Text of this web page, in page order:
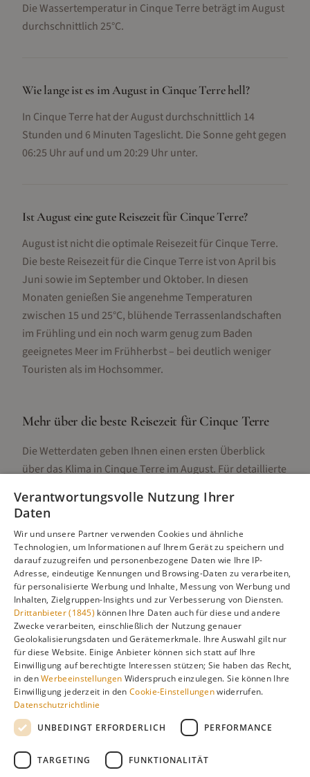
Die Wassertemperatur in Cinque Terre beträgt im August
durchschnittlich 25°C.
Wie lange ist es im August in Cinque Terre hell?
In Cinque Terre hat der August durchschnittlich 14
Stunden und 6 Minuten Tageslicht. Die Sonne geht gegen
06:25 Uhr auf und um 20:29 Uhr unter.
Ist August eine gute Reisezeit für Cinque Terre?
August ist nicht die optimale Reisezeit für Cinque Terre.
Die beste Reisezeit für die Cinque Terre ist von April bis
Juni sowie im September und Oktober. In diesen
Monaten genießen Sie angenehme Temperaturen
zwischen 15 und 25°C, blühende Terrassenlandschaften
im Frühling und ein noch warm genug zum Baden
geeignetes Meer im Frühherbst – bei deutlich weniger
Touristen als im Hochsommer.
Mehr über die beste Reisezeit für Cinque Terre
Die Wetterdaten geben Ihnen einen ersten Überblick
über das Klima in Cinque Terre imAugust. Für detaillierte
Unterschieden, Aktivitäten und Reisetipps besuchen Sie
Alle Infos zur besten ReisezeitCinque Terre
Gefällt dir diese Seite? Teile sie auf Pinterest!
Auf Pinterest merken
Verantwortungsvolle Nutzung Ihrer
Daten
Wir und unsere Partner verwenden Cookies und ähnliche
Technologien, um Informationen auf Ihrem Gerät zu speichern und
darauf zuzugreifen und personenbezogene Daten wie Ihre IP-
Adresse, eindeutige Kennungen und Browsing-Daten zu verarbeiten,
für personalisierte Werbung und Inhalte, Messung von Werbung und
Inhalten, Zielgruppen-Insights und zur Verbesserung von Diensten.
Drittanbieter (1845) können Ihre Daten auch für diese und andere
Zwecke verarbeiten, einschließlich der Nutzung genauer
Geolokalisierungsdaten und Gerätemerkmale. Ihre Auswahl gilt nur
für diese Website. Einige Anbieter können sich statt auf Ihre
Einwilligung auf berechtigte Interessen stützen; Sie haben das Recht,
in denWerbeeinstellungen Widerspruch einzulegen. Sie können Ihre
Einwilligung jederzeit in denCookie-Einstellungenwiderrufen.
Datenschutzrichtlinie
UNBEDINGT ERFORDERLICH
PERFORMANCE
TARGETING FUNKTIONALITÄT